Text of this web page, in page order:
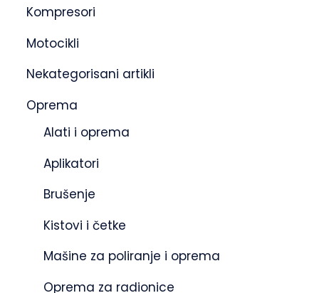
Kompresori
Motocikli
Nekategorisani artikli
Oprema
Alati i oprema
Aplikatori
Brušenje
Kistovi i četke
Mašine za poliranje i oprema
Oprema za radionice